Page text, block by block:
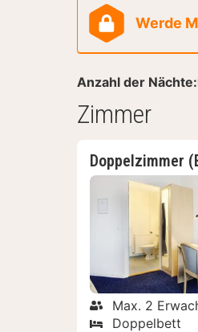
Werde
Anzahl der Nächte:
Zimmer
Doppelzimmer
Max. 2
Doppelbett